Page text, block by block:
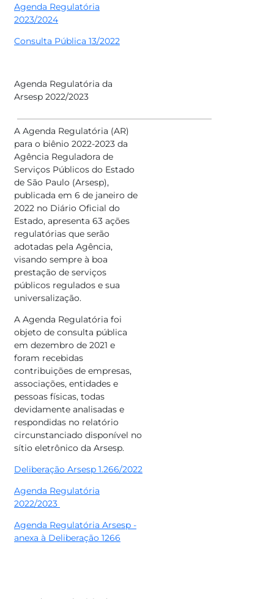
Agenda Regulatória
2023/2024
Consulta Pública 13/2022
Agenda Regulatória da
Arsesp 2022/2023
A Agenda Regulatória (AR)
para o biênio 2022-2023 da
Agência Reguladora de
Serviços Públicos do Estado
de São Paulo (Arsesp),
publicada em 6 de janeiro de
2022 no Diário Oficial do
Estado, apresenta 63 ações
regulatórias que serão
adotadas pela Agência,
visando sempre à boa
prestação de serviços
públicos regulados e sua
universalização.
A Agenda Regulatória foi
objeto de consulta pública
em dezembro de 2021 e
foram recebidas
contribuições de empresas,
associações, entidades e
pessoas físicas, todas
devidamente analisadas e
respondidas no relatório
circunstanciado disponível no
sítio eletrônico da Arsesp.
Deliberação Arsesp 1.266/2022
Agenda Regulatória
2022/2023
Agenda Regulatória Arsesp -
anexa à Deliberação 1266